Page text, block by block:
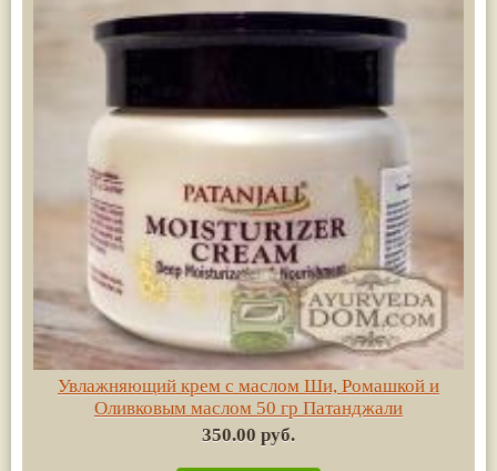
Увлажняющий крем с маслом Ши, Ромашкой и
Оливковым маслом 50 гр Патанджали
350.00 руб.